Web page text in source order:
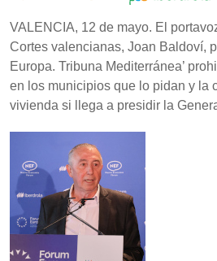
VALENCIA, 12 de mayo. El
Cortes valencianas, Joan Baldoví,
Europa. Tribuna Mediterránea’
en los municipios que lo pidan y la
vivienda si llega a presidir la